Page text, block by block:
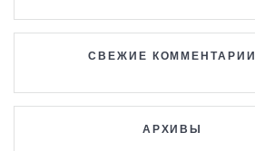
СВЕЖИЕ КОММЕНТАРИИ
АРХИВЫ